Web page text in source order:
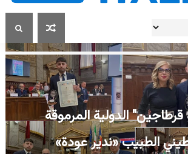
قرطاجين" الدولية المرموقة
الطبيب «ندير عودة»